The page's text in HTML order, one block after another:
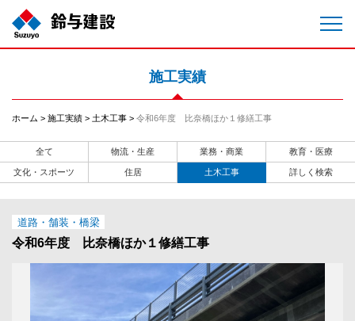
施工実績
ホーム 施工実績 土木工事 令和6年度 比奈橋ほか１修繕工事
全て 物流・生産 業務・商業 教育・医療
文化・スポーツ 住居 土木工事 詳しく検索
道路・舗装・橋梁
令和6年度 比奈橋ほか１修繕工事